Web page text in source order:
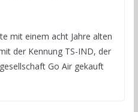
mit einem acht Jahre alten
der Kennung TS-IND, der
Go Air gekauft